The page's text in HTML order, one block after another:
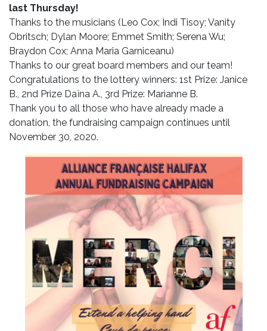
last Thursday!
Thanks to the musicians (Leo Cox; Indi Tisoy; Vanity
Obritsch; Dylan Moore; Emmet Smith; Serena Wu;
Braydon Cox; Anna Maria Garniceanu)
Thanks to our great board members and our team!
Congratulations to the lottery winners: 1st Prize: Janice
B., 2nd Prize Daïna A., 3rd Prize: Marianne B.
Thank you to all those who have already made a
donation, the fundraising campaign continues until
November 30, 2020.